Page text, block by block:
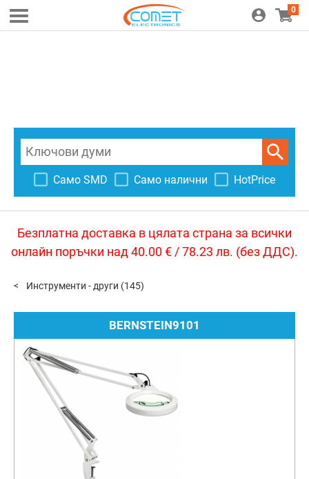
0
Само SMD Само налични HotPrice
Безплатна доставка в цялата страна за всички
онлайн поръчки над 40.00 € / 78.23 лв. (без ДДС).
Инструменти - други (145)
BERNSTEIN9101